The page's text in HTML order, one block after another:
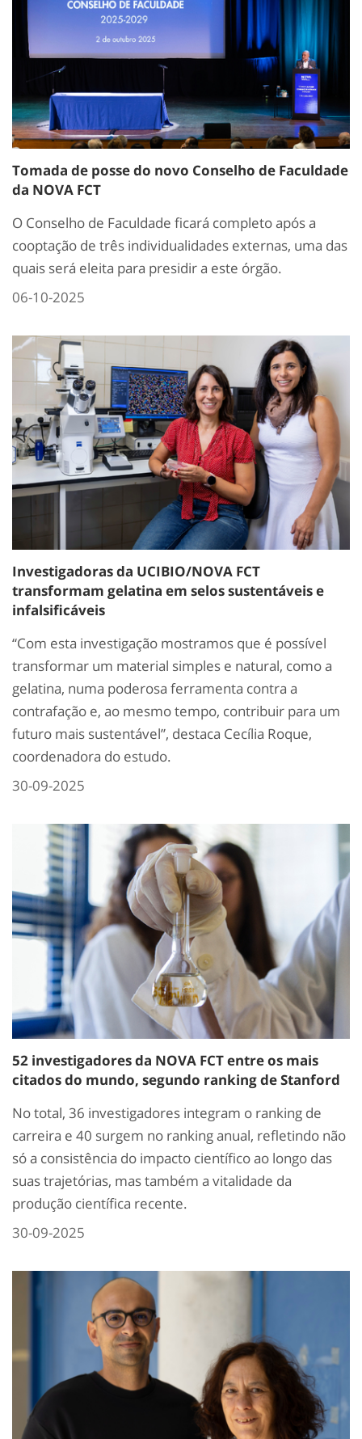
Tomada de posse do novo Conselho de Faculdade
da NOVA FCT
O Conselho de Faculdade ficará completo após a
cooptação de três individualidades externas, uma das
quais será eleita para presidir a este órgão.
06-10-2025
Investigadoras da UCIBIO/NOVA FCT
transformam gelatina em selos sustentáveis e
infalsificáveis
“Com esta investigação mostramos que é possível
transformar um material simples e natural, como a
gelatina, numa poderosa ferramenta contra a
contrafação e, ao mesmo tempo, contribuir para um
futuro mais sustentável”, destaca Cecília Roque,
coordenadora do estudo.
30-09-2025
52 investigadores da NOVA FCT entre os mais
citados do mundo, segundo ranking de Stanford
No total, 36 investigadores integram o ranking de
carreira e 40 surgem no ranking anual, refletindo não
só a consistência do impacto científico ao longo das
suas trajetórias, mas também a vitalidade da
produção científica recente.
30-09-2025